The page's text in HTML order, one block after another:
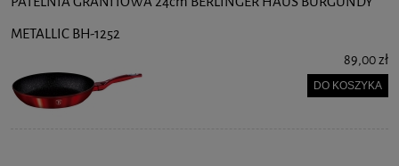
METALLIC BH-1252
89,00 zł
DO KOSZYKA